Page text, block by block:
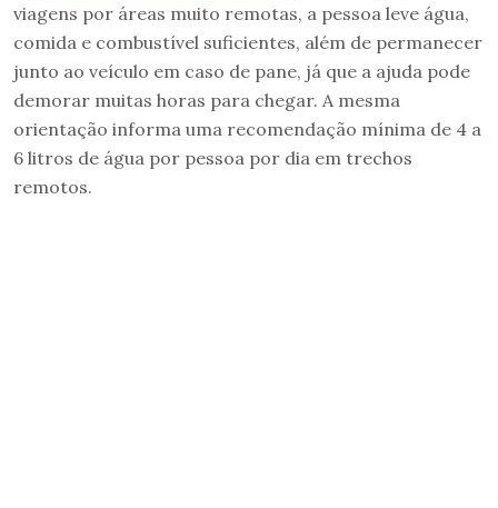
viagens por áreas muito remotas, a pessoa leve água,
comida e combustível suficientes, além de permanecer
junto ao veículo em caso de pane, já que a ajuda pode
demorar muitas horas para chegar. A mesma
orientação informa uma recomendação mínima de 4 a
6 litros de água por pessoa por dia em trechos
remotos.